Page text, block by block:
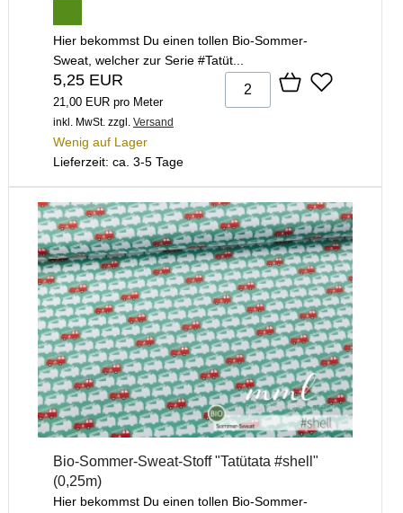
Hier bekommst Du einen tollen Bio-Sommer-
Sweat, welcher zur Serie #Tatüt...
5,25 EUR
21,00 EUR pro Meter
inkl. MwSt. zzgl. Versand
Wenig auf Lager
Lieferzeit: ca. 3-5 Tage
Bio-Sommer-Sweat-Stoff "Tatütata #shell"
(0,25m)
Hier bekommst Du einen tollen Bio-Sommer-